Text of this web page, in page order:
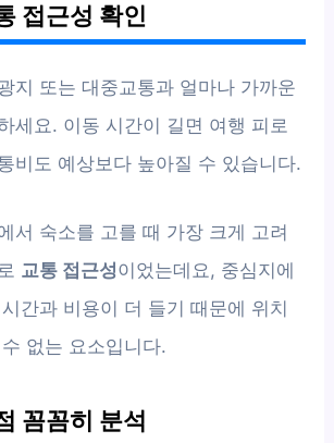
접근성 확인
지 또는 대중교통과 얼마나 가까운
세요. 이동 시간이 길면 여행 피로
비도 예상보다 높아질 수 있습니다.
서 숙소를 고를 때 가장 크게 고려
교통 접근성이었는데요, 중심지에
간과 비용이 더 들기 때문에 위치
없는 요소입니다.
꼼꼼히 분석